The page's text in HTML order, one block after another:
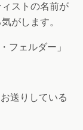
ストの名前が
がします。
フェルダー」
送りしている